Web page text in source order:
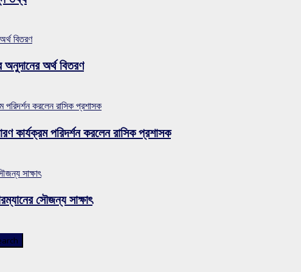
বিতরণ
অনুদানের অর্থ বিতরণ
পরিদর্শন করলেন রাসিক প্রশাসক
কার্যক্রম পরিদর্শন করলেন রাসিক প্রশাসক
সাক্ষাৎ
সৌজন্য সাক্ষাৎ